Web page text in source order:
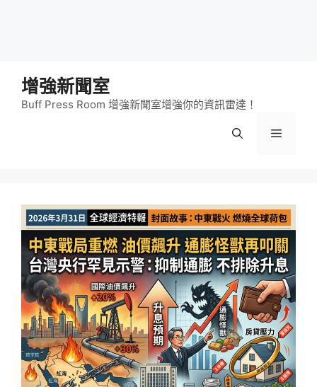
增強新聞室
Buff Press Room 增強新聞室增強你的資訊雷達！
選